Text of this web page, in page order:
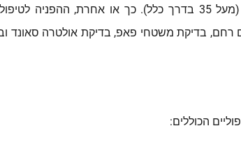
רחם, בדיקת משטחי פאפ, בדיקת אולטרה סאונד
הכוללים: